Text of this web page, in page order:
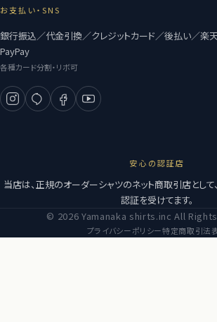
お支払い・SNS
銀行振込／代金引換／クレジットカード／後払い／楽
PayPay
各種カード分割・リボ可
安心の認証店
当店は、正規のオーダーシャツのネット商取引店として
認証を受けてます。
© 2026 Yamanaka shirts.inc All
プライバシーポリシー特定商取引法